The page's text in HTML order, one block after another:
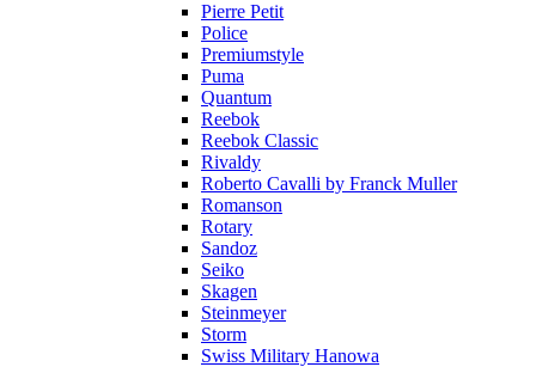
Pierre Petit
Police
Premiumstyle
Puma
Quantum
Reebok
Reebok Classic
Rivaldy
Roberto Cavalli by Franck Muller
Romanson
Rotary
Sandoz
Seiko
Skagen
Steinmeyer
Storm
Swiss Military Hanowa